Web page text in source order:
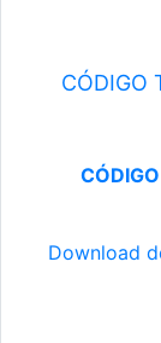
CÓDIGO
Download